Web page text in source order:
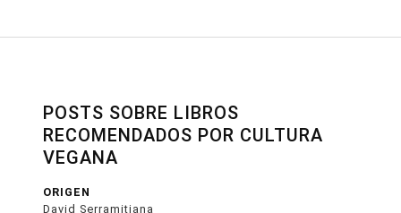
POSTS SOBRE LIBROS
RECOMENDADOS POR CULTURA
VEGANA
ORIGEN
David Serramitjana